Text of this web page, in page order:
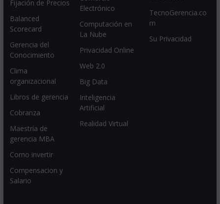
Fijación de Precios
Balanced
Scorecard
Gerencia del
Conocimiento
Clima
organizacional
Libros de gerencia
Cobranza
Maestría de
gerencia MBA
Como invertir
Compensacion y
Salario
Electrónico
Computación en
La Nube
Privacidad Online
Web 2.0
Big Data
Inteligencia
Artificial
Realidad Virtual
TecnoGerencia.co
m
Su Privacidad